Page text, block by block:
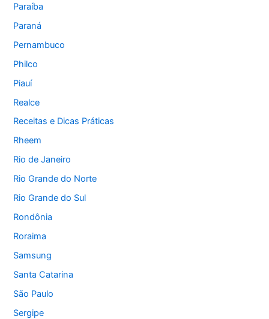
Paraíba
Paraná
Pernambuco
Philco
Piauí
Realce
Receitas e Dicas Práticas
Rheem
Rio de Janeiro
Rio Grande do Norte
Rio Grande do Sul
Rondônia
Roraima
Samsung
Santa Catarina
São Paulo
Sergipe